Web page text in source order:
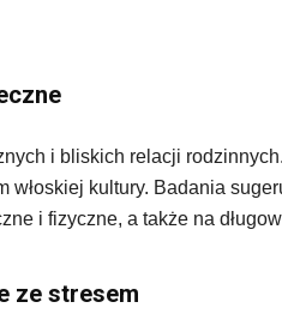
i bliskich relacji
włoskiej kultury. Badania
i fizyczne, a także na
ze stresem